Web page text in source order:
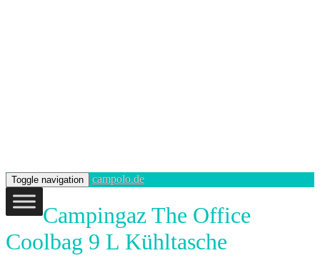
Toggle navigation campolo.de
Campingaz The Office
Coolbag 9 L Kühltasche